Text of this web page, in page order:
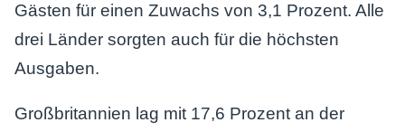
Gästen für einen Zuwachs von 3,1 Prozent. Alle
drei Länder sorgten auch für die höchsten
Ausgaben.
Großbritannien lag mit 17,6 Prozent an der